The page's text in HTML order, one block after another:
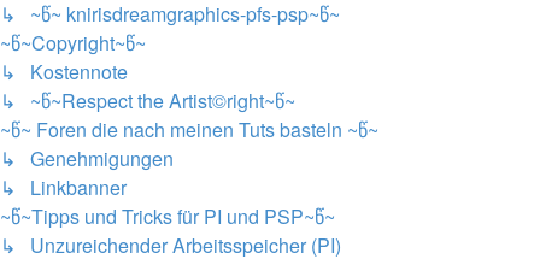
↳ ~წ~ knirisdreamgraphics-pfs-psp~წ~
~წ~Copyright~წ~
↳ Kostennote
↳ ~წ~Respect the Artist©right~წ~
~წ~ Foren die nach meinen Tuts basteln ~წ~
↳ Genehmigungen
↳ Linkbanner
~წ~Tipps und Tricks für PI und PSP~წ~
↳ Unzureichender Arbeitsspeicher (PI)